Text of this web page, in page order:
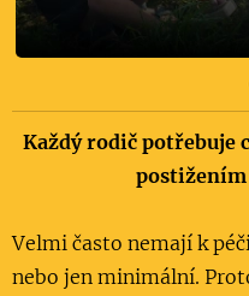
Každý rodič potřebuje
Velmi často nemají k
nebo jen minimální.